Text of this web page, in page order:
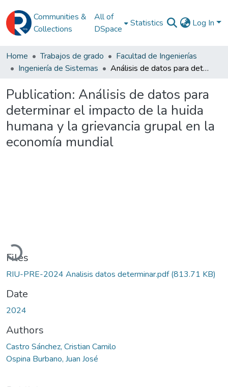
Communities &
Collections
All of
DSpace
Statistics Log In
Home Trabajos de grado
Facultad de Ingenierías
Ingeniería de Sistemas
Análisis de datos para determinar el impacto de la huida humana y la grievancia grupal en la economía mundial
Publication: Análisis de datos para
determinar el impacto de la huida
humana y la grievancia grupal en la
economía mundial
Loading...
Files
RIU-PRE-2024 Analisis datos determinar.pdf(813.71 KB)
Date
2024
Authors
Castro Sánchez, Cristian Camilo
Ospina Burbano, Juan José